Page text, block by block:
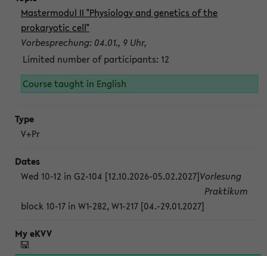
Mastermodul II "Physiology and genetics of the
prokaryotic cell"
Vorbesprechung: 04.01., 9 Uhr,
Limited number of participants: 12
Course taught in English
V+Pr
Wed 10-12 in G2-104 [12.10.2026-05.02.2027]Vorlesung
block 10-17 in W1-282, W1-217 [04.-29.01.2027]
Praktikum